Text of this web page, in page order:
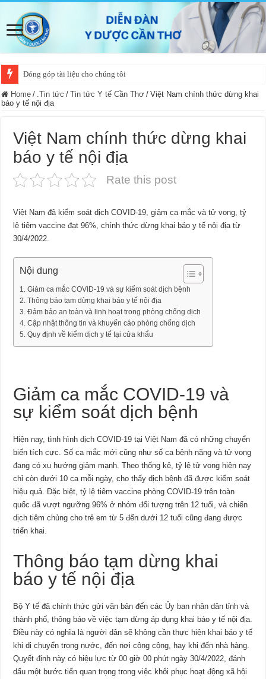
Đóng góp tài liệu cho chúng tôi
Home / .Tin tức / Tin tức Y tế Cần Thơ / Việt Nam chính thức dừng khai
báo y tế nội địa
Việt Nam chính thức dừng khai
báo y tế nội địa
Rate this post
Việt Nam đã kiểm soát dịch COVID-19, giảm ca mắc và tử vong, tỷ
lệ tiêm vaccine đạt 96%, chính thức dừng khai báo y tế nội địa từ
30/4/2022.
Nội dung
Giảm ca mắc COVID-19 và sự kiểm soát dịch bệnh
Thông báo tạm dừng khai báo y tế nội địa
Đảm bảo an toàn và linh hoạt trong phòng chống dịch
Cập nhật thông tin và khuyến cáo phòng chống dịch
Quy định về kiểm dịch y tế tại cửa khẩu
Giảm ca mắc COVID-19 và
sự kiểm soát dịch bệnh
Hiện nay, tình hình dịch COVID-19 tại Việt Nam đã có những chuyển
biến tích cực. Số ca mắc mới cũng như số ca bệnh nặng và tử vong
đang có xu hướng giảm mạnh. Theo thống kê, tỷ lệ tử vong hiện nay
chỉ còn dưới 10 ca mỗi ngày, cho thấy dịch bệnh đã được kiểm soát
hiệu quả. Đặc biệt, tỷ lệ tiêm vaccine phòng COVID-19 trên toàn
quốc đã vượt ngưỡng 96% ở nhóm đối tượng trên 12 tuổi, và chiến
dịch tiêm chủng cho trẻ em từ 5 đến dưới 12 tuổi cũng đang được
triển khai.
Thông báo tạm dừng khai
báo y tế nội địa
Bộ Y tế đã chính thức gửi văn bản đến các Ủy ban nhân dân tỉnh và
thành phố, thông báo về việc tạm dừng áp dụng khai báo y tế nội địa.
Điều này có nghĩa là người dân sẽ không cần thực hiện khai báo y tế
khi di chuyển trong nước, đến nơi công cộng, hay khi đến nhà hàng.
Quyết định này có hiệu lực từ 00 giờ 00 phút ngày 30/4/2022, đánh
dấu một bước tiến quan trọng trong việc khôi phục hoạt động xã hội